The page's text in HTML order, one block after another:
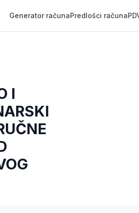
Generator računaPredlošci računa
I